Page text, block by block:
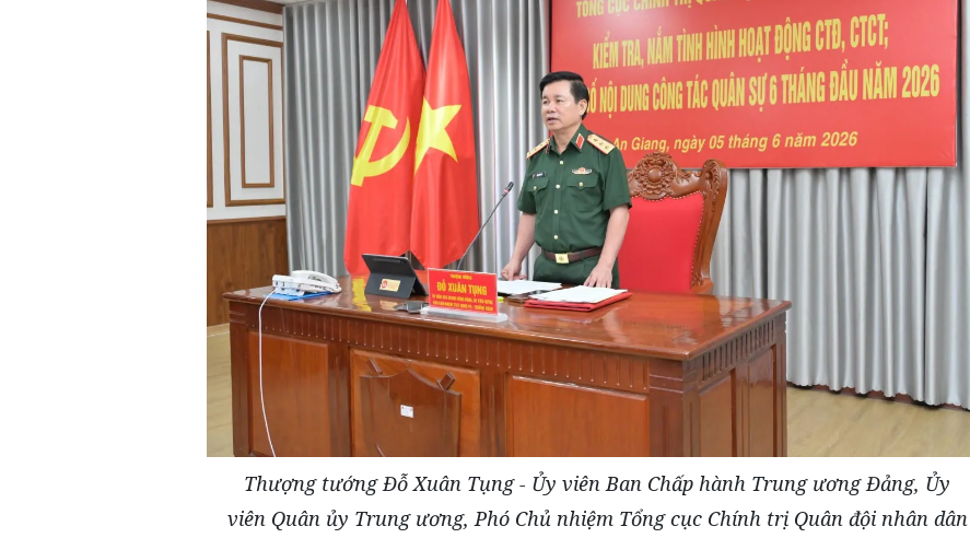
Thượng tướng Đỗ Xuân Tụng - Ủy viên Ban Chấp hành Trung ương Đảng, Ủy
viên Quân ủy Trung ương, Phó Chủ nhiệm Tổng cục Chính trị Quân đội nhân dân